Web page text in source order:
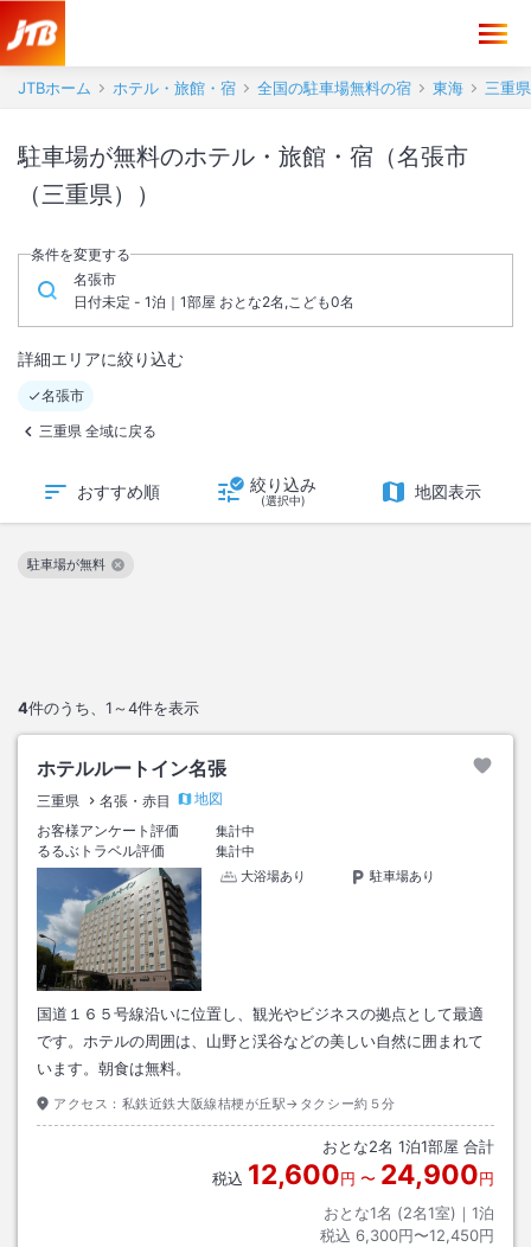
JTBホーム ホテル・旅館・宿 全国の駐車場無料の宿 東海 三重県
駐車場が無料のホテル・旅館・宿（名張市
（三重県））
条件を変更する
名張市
日付未定 - 1泊｜1部屋 おとな2名,こども0名
詳細エリアに絞り込む
名張市
三重県 全域に戻る
おすすめ順 絞り込み
(選択中) 地図表示
4件のうち、 1～4件を表示
駐車場が無料
この絞り込み条件を解除
ホテルルートイン名張
三重県 名張・赤目
地図
お客様アンケート評価
集計中
るるぶトラベル評価
集計中
大浴場あり
駐車場あり
国道１６５号線沿いに位置し、観光やビジネスの拠点として最適
です。ホテルの周囲は、山野と渓谷などの美しい自然に囲まれて
います。朝食は無料。
アクセス： 私鉄近鉄大阪線桔梗が丘駅→タクシー約５分
おとな2名 1泊1部屋 合計
税込 12,600円 〜 24,900円
おとな1名 (2名1室)｜ 1泊
税込 6,300円〜12,450円